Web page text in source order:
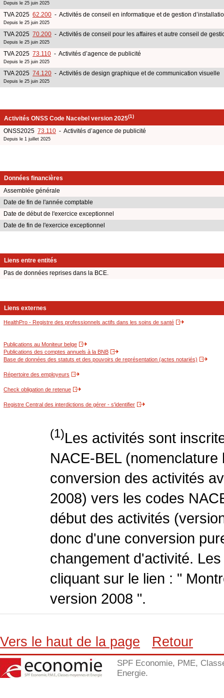
Depuis le 25 juin 2025
TVA 2025 62.200 - Activités de conseil en informatique et de gestion
Depuis le 25 juin 2025
TVA 2025 70.200 - Activités de conseil pour les affaires et autre conseil de
Depuis le 25 juin 2025
TVA 2025 73.110 - Activités d’agence de publicité
Depuis le 25 juin 2025
TVA 2025 74.120 - Activités de design graphique et de communication visuelle
Depuis le 25 juin 2025
Activités ONSS Code Nacebel version 2025(1)
ONSS2025 73.110 - Activités d’agence de publicité
Depuis le 1 juillet 2025
Données financières
Assemblée générale
Date de fin de l'année comptable
Date de début de l'exercice exceptionnel
Date de fin de l'exercice exceptionnel
Liens entre entités
Pas de données reprises dans la BCE.
Liens externes
HealthPro - Registre des professionnels actifs dans les soins de santé
Publications au Moniteur belge
Publications des comptes annuels à la BNB
Base de données des statuts et des pouvoirs de représentation (actes notariés)
Répertoire des employeurs
Check obligation de retenue
Registre Central des interdictions de gérer - s'identifier
(1)Les activités sont
NACE-BEL
conversion des activités
2008) vers les codes
début des activités
donc d'une conversion
changement d'activité.
cliquant sur le lien : "
version 2008 ".
Vers le haut de la page Retour
SPF Economie, PME,
Energie.